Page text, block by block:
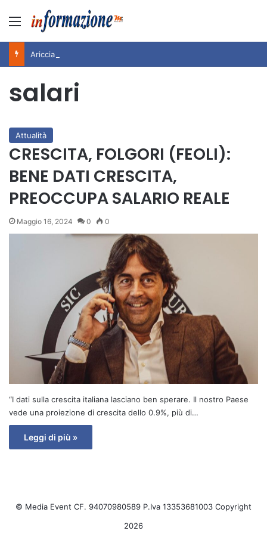
Menu
salari
Attualità
CRESCITA, FOLGORI (FEOLI):
BENE DATI CRESCITA,
PREOCCUPA SALARIO REALE
Maggio 16, 2024 0 0
“I dati sulla crescita italiana lasciano ben sperare. Il nostro Paese
vede una proiezione di crescita dello 0.9%, più di…
Leggi di più »
© Media Event CF. 94070980589 P.Iva 13353681003 Copyright
2026